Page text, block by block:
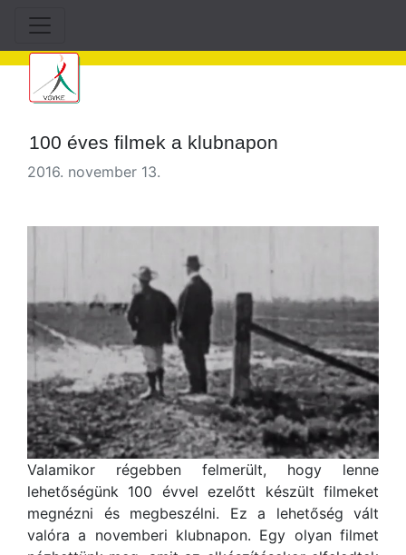
100 éves filmek a klubnapon
2016. november 13.
Valamikor régebben felmerült, hogy lenne
lehetőségünk 100 évvel ezelőtt készült filmeket
megnézni és megbeszélni. Ez a lehetőség vált
valóra a novemberi klubnapon. Egy olyan filmet